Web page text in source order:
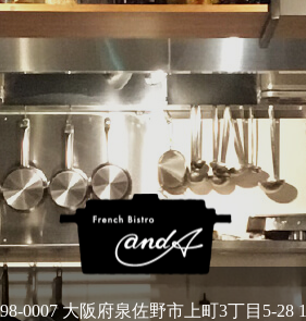
0007 大阪府泉佐野市上町3丁目5-28